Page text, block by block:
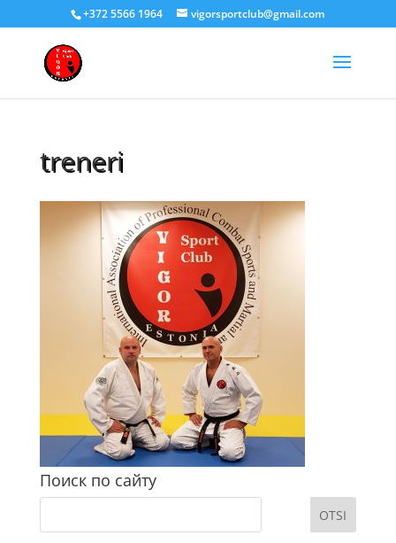
+372 5566 1964 vigorsportclub@gmail.com
treneri
Поиск по сайту